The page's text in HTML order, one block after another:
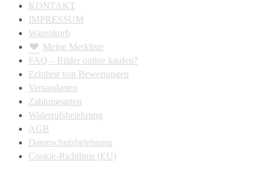
KONTAKT
IMPRESSUM
Warenkorb
Meine Merkliste
FAQ – Bilder online kaufen?
Echtheit von Bewertungen
Versandarten
Zahlungsarten
Widerrufsbelehrung
AGB
Datenschutzbelehrung
Cookie-Richtlinie (EU)